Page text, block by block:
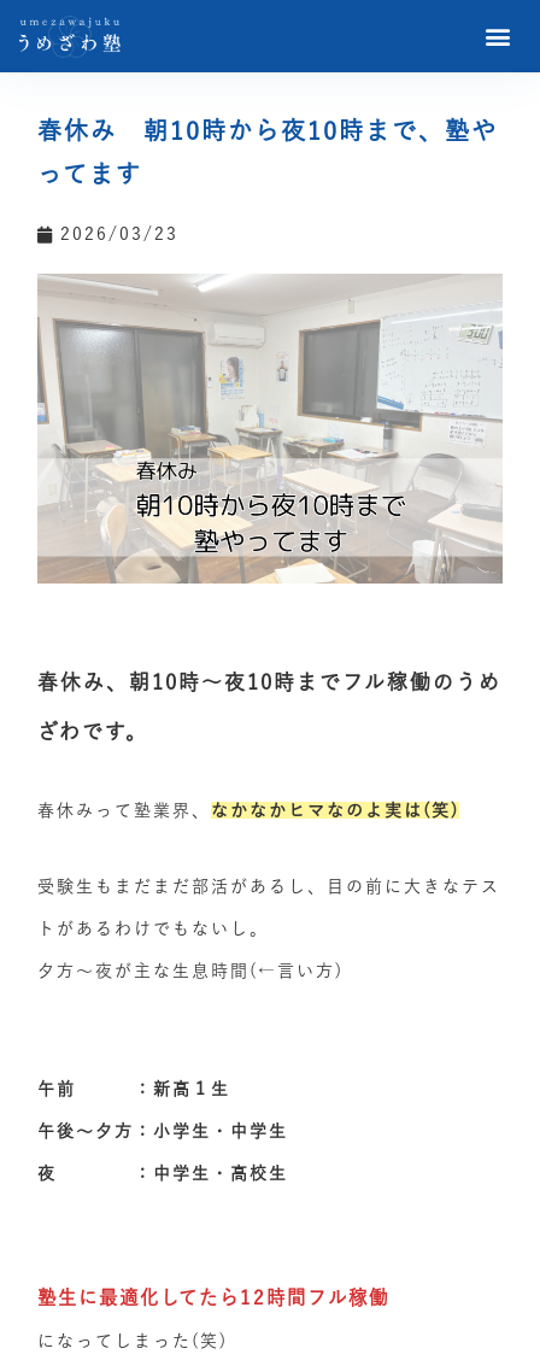
春休み 朝10時から夜10時まで、塾や
ってます
2026/03/23
春休み、朝10時～夜10時までフル稼働のうめ
ざわです。
春休みって塾業界、 なかなかヒマなのよ実は(笑)
受験生もまだまだ部活があるし、目の前に大きなテス
トがあるわけでもないし。
夕方～夜が主な生息時間(←言い方)
午前 ：新高１生
午後～夕方：小学生・中学生
夜 ：中学生・高校生
塾生に最適化してたら12時間フル稼働
になってしまった(笑)